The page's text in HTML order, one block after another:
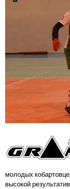
молодых
высокой